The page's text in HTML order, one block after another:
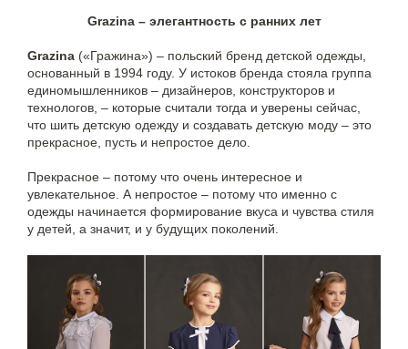
Grazina – элегантность с ранних лет
Grazina («Гражина») – польский бренд детской одежды,
основанный в 1994 году. У истоков бренда стояла группа
единомышленников – дизайнеров, конструкторов и
технологов, – которые считали тогда и уверены сейчас,
что шить детскую одежду и создавать детскую моду – это
прекрасное, пусть и непростое дело.
Прекрасное – потому что очень интересное и
увлекательное. А непростое – потому что именно с
одежды начинается формирование вкуса и чувства стиля
у детей, а значит, и у будущих поколений.